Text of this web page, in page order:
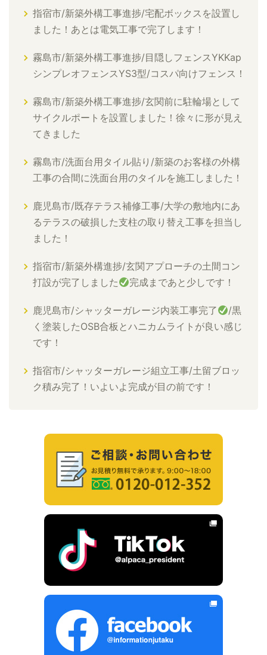
指宿市/新築外構工事進捗/宅配ボックスを設置し
ました！あとは電気工事で完了します！
霧島市/新築外構工事進捗/目隠しフェンスYKKap
シンプレオフェンスYS3型/コスパ向けフェンス！
霧島市/新築外構工事進捗/玄関前に駐輪場として
サイクルポートを設置しました！徐々に形が見え
てきました
霧島市/洗面台用タイル貼り/新築のお客様の外構
工事の合間に洗面台用のタイルを施工しました！
鹿児島市/既存テラス補修工事/大学の敷地内にあ
るテラスの破損した支柱の取り替え工事を担当し
ました！
指宿市/新築外構進捗/玄関アプローチの土間コン
打設が完了しました
完成まであと少しです！
鹿児島市/シャッターガレージ内装工事完了
/黒
く塗装したOSB合板とハニカムライトが良い感じ
です！
指宿市/シャッターガレージ組立工事/土留ブロッ
ク積み完了！いよいよ完成が目の前です！